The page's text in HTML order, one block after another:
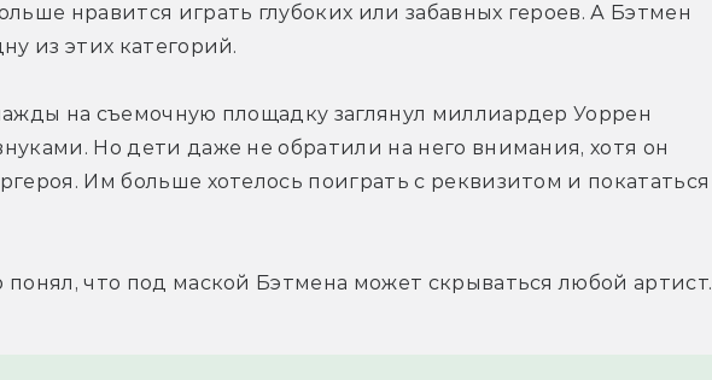
нравится играть глубоких или забавных героев. А Бэтмен
из этих категорий.
на съемочную площадку заглянул миллиардер Уоррен
Но дети даже не обратили на него внимания, хотя он
Им больше хотелось поиграть с реквизитом и покататься
понял, что под маской Бэтмена может скрываться любой артист.